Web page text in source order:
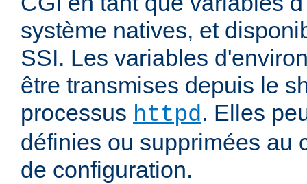
système natives, et
SSI. Les variables
être transmises depuis le
processus httpd. Elles
définies ou supprimées au
de configuration.